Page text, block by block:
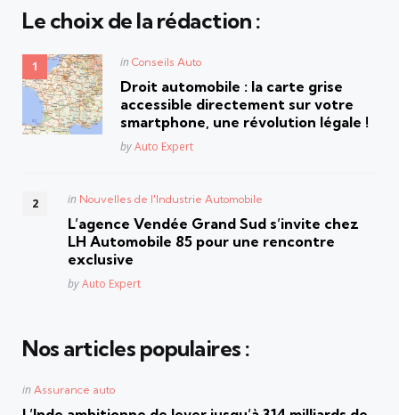
Le choix de la rédaction :
Posted
in Conseils Auto
Droit automobile : la carte grise
accessible directement sur votre
smartphone, une révolution légale !
Posted
byAuto Expert
Posted
in Nouvelles de l'Industrie Automobile
L’agence Vendée Grand Sud s’invite chez
LH Automobile 85 pour une rencontre
exclusive
Posted
byAuto Expert
Nos articles populaires :
Posted
in Assurance auto